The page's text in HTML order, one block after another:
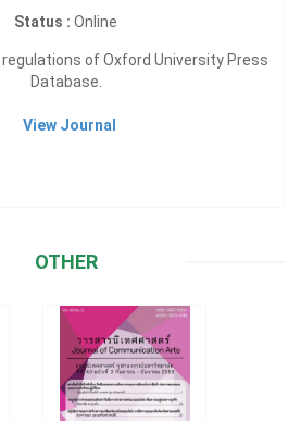
Status : Online
of Oxford University Press
Database.
View Journal
OTHER